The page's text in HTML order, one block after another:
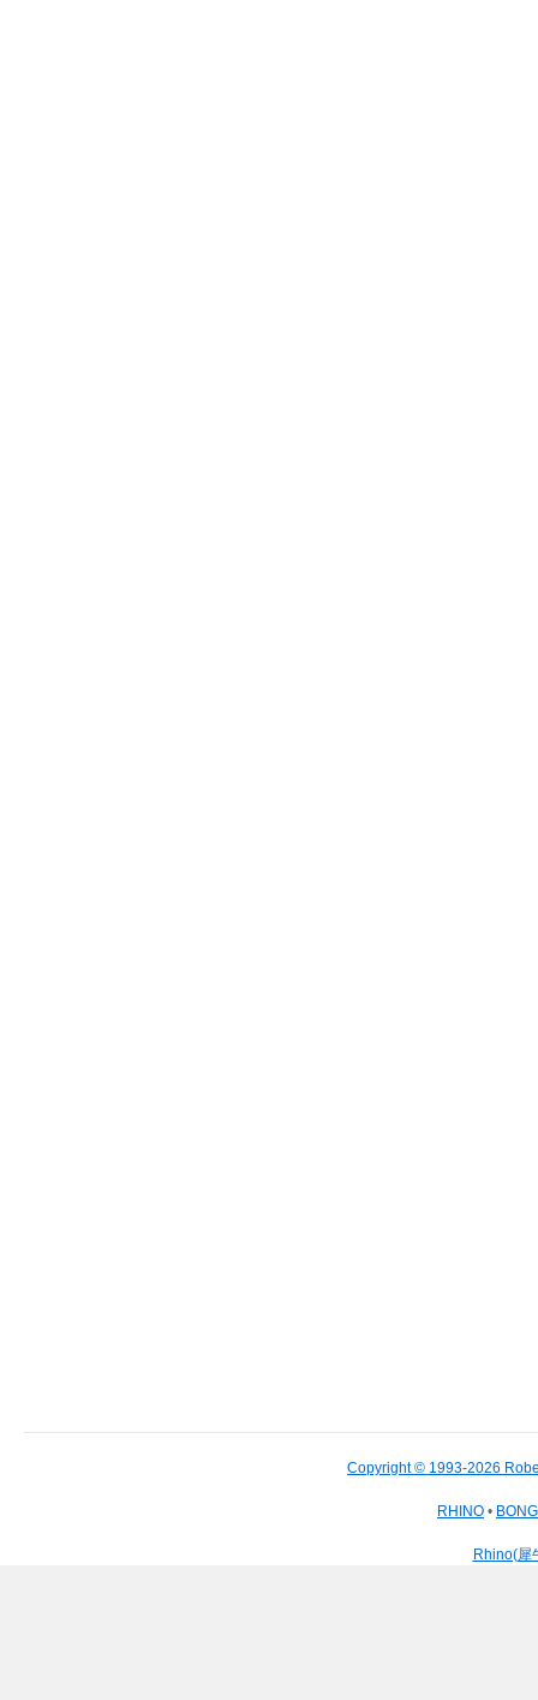
Copyright © 1993-2026
RHINO •
Rhino(犀